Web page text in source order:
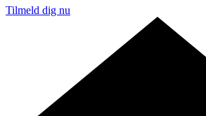
Tilmeld dig nu